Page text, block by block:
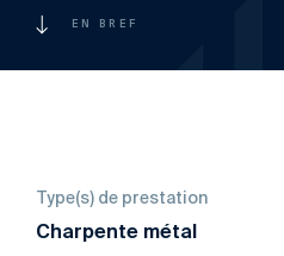
EN BREF
Type(s) de prestation
Charpente métal